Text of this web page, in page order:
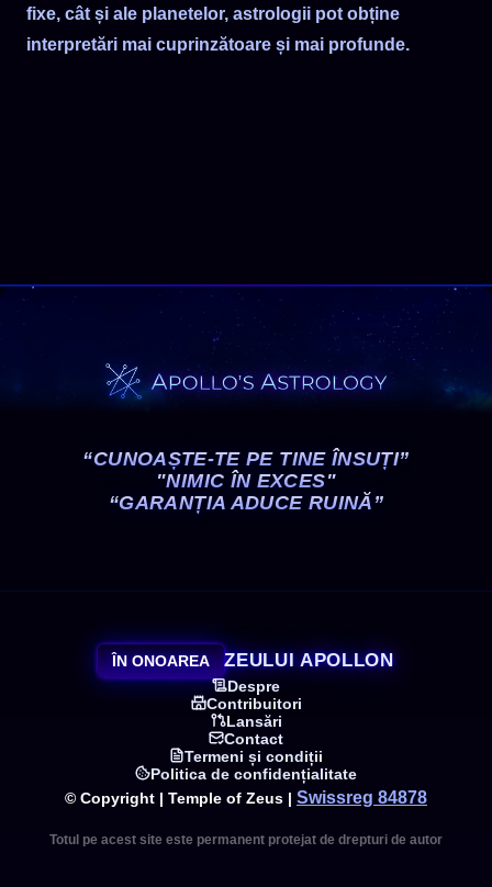
fixe, cât și ale planetelor, astrologii pot obține
interpretări mai cuprinzătoare și mai profunde.
“CUNOAȘTE-TE PE TINE ÎNSUȚI”
"NIMIC ÎN EXCES"
“GARANȚIA ADUCE RUINĂ”
ÎN ONOAREA ZEULUI APOLLON
Despre
Contribuitori
Lansări
Contact
Termeni și condiții
Politica de confidențialitate
© Copyright | Temple of Zeus | Swissreg 84878
Totul pe acest site este permanent protejat de drepturi de autor